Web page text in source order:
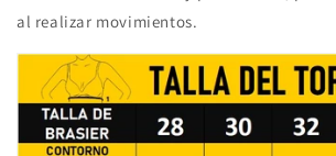
al realizar movimientos.